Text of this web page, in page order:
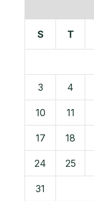
S T
3 4
10 11
17 18
24 25
31